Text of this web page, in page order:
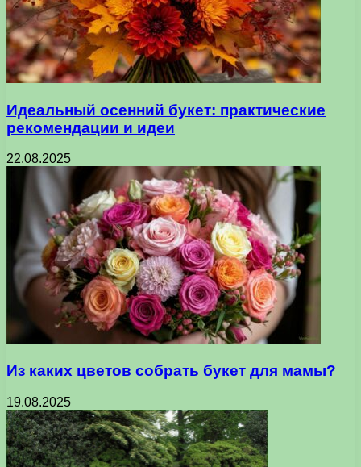
Идеальный осенний букет: практические
рекомендации и идеи
22.08.2025
Из каких цветов собрать букет для мамы?
19.08.2025